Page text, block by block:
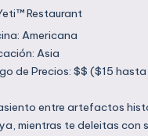
disfruta de Comidas con
Restaurant
Americana
Asia
de Precios: $$ ($15
entre artefactos
mientras te deleitas